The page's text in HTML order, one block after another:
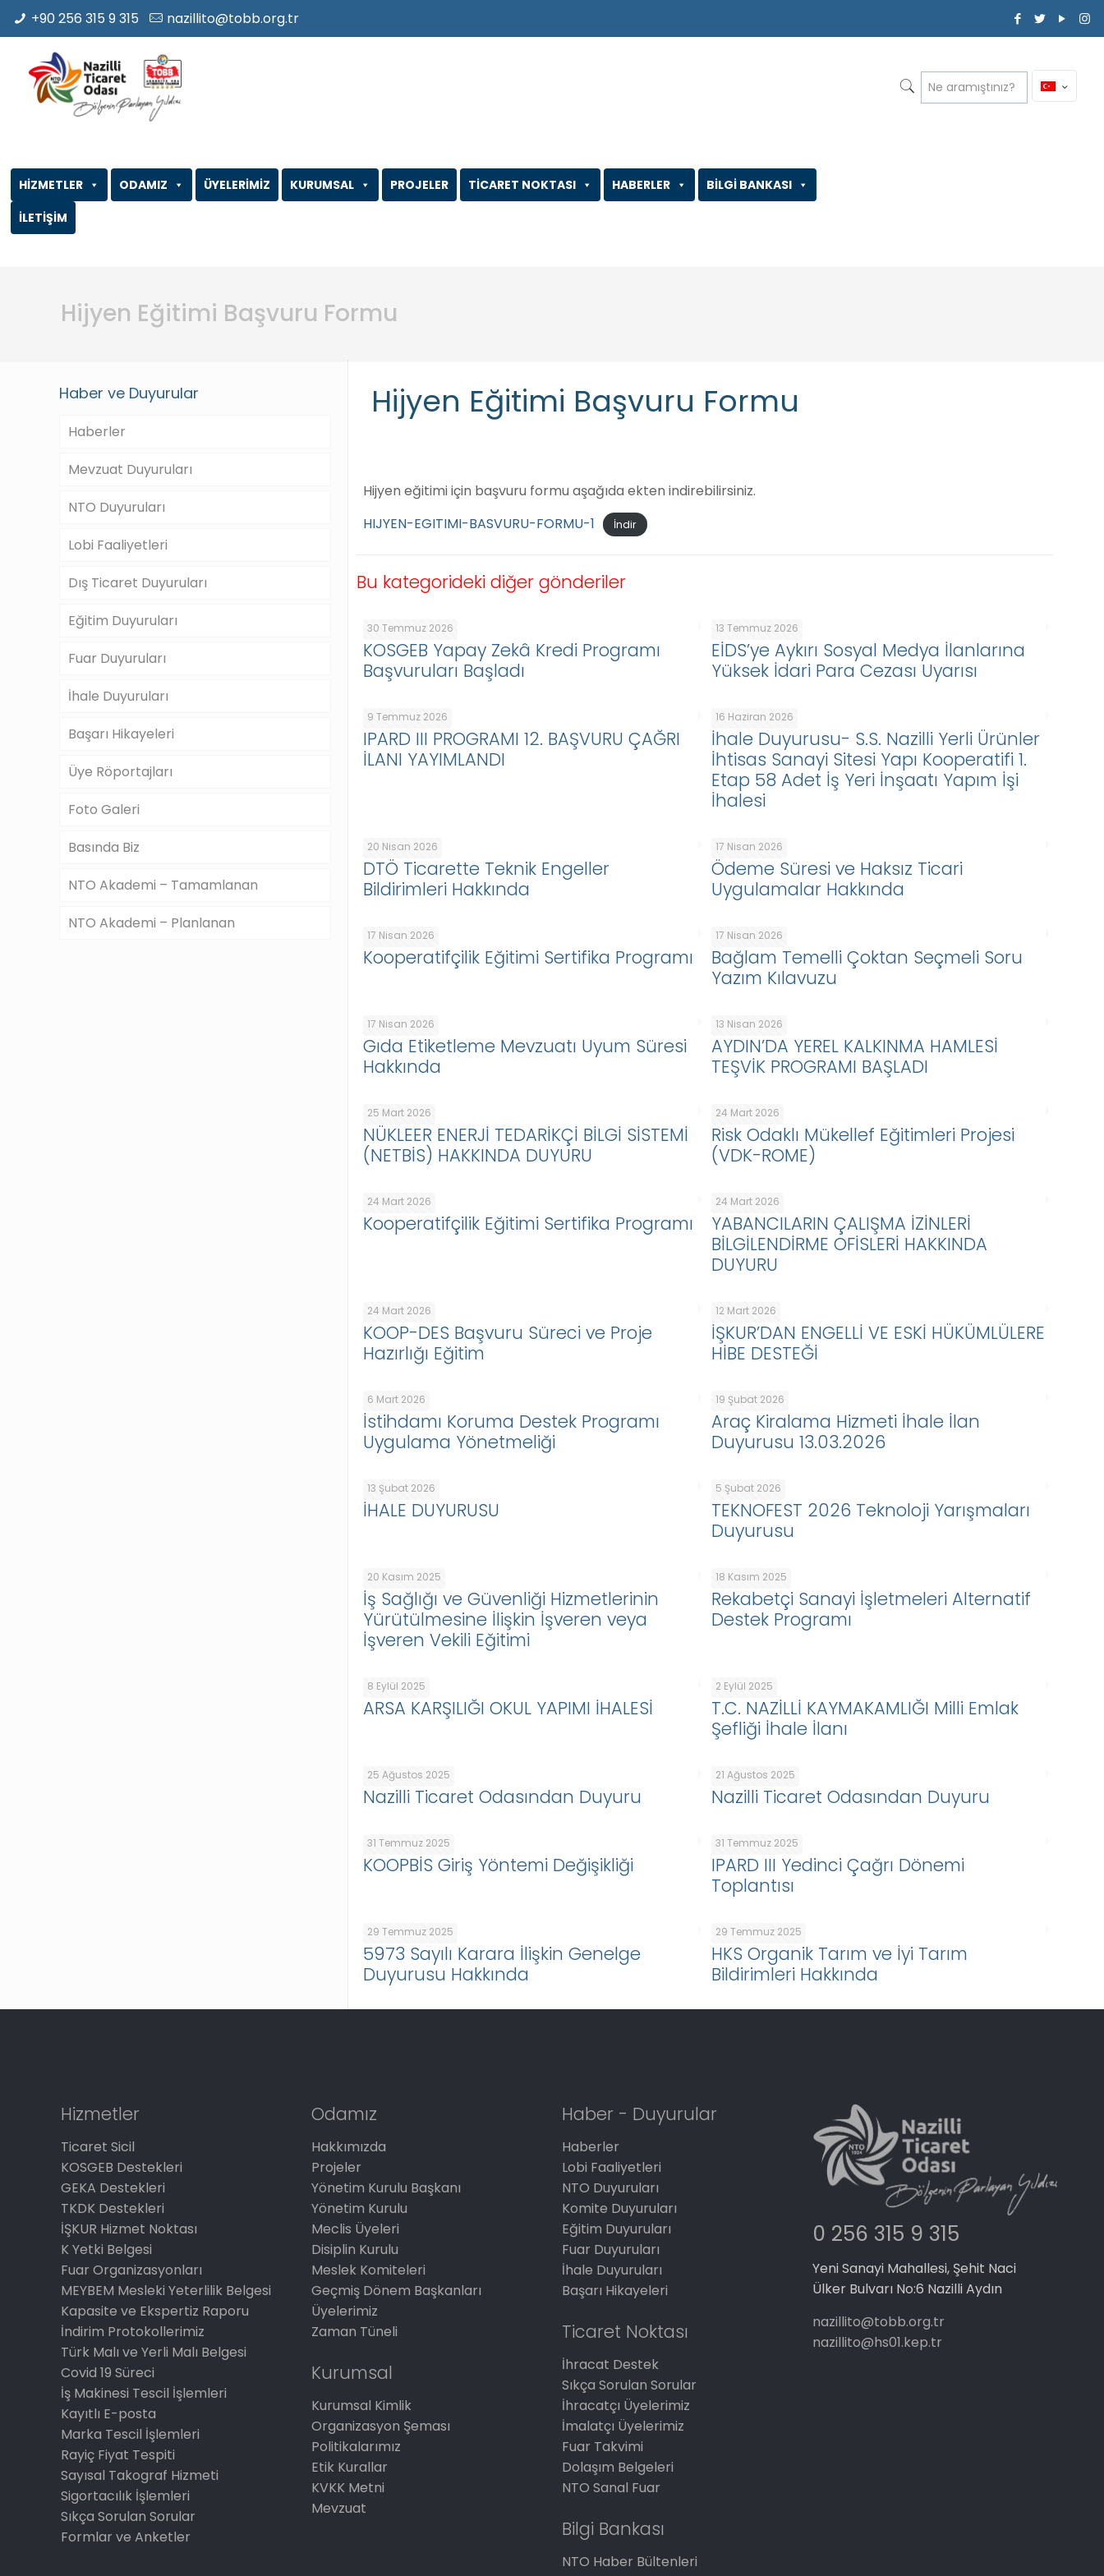
+90 256 315 9 315 nazillito@tobb.org.tr
ODAMIZ
HİZMETLER ÜYELERİMİZ KURUMSAL PROJELER TİCARET NOKTASI HABERLER
BİLGİ BANKASI
İLETİŞİM
Hijyen Eğitimi Başvuru Formu
Hijyen Eğitimi Başvuru Formu
Hijyen eğitimi için başvuru formu aşağıda ekten indirebilirsiniz.
HIJYEN-EGITIMI-BASVURU-FORMU-1
İndir
Bu kategorideki diğer gönderiler
30 Temmuz 2026
KOSGEB Yapay Zekâ Kredi Programı
Başvuruları Başladı
13 Temmuz 2026
EİDS’ye Aykırı Sosyal Medya İlanlarına
Yüksek İdari Para Cezası Uyarısı
9 Temmuz 2026
IPARD III PROGRAMI 12. BAŞVURU ÇAĞRI
İLANI YAYIMLANDI
16 Haziran 2026
İhale Duyurusu- S.S. Nazilli Yerli Ürünler
İhtisas Sanayi Sitesi Yapı Kooperatifi 1.
Etap 58 Adet İş Yeri İnşaatı Yapım İşi
İhalesi
20 Nisan 2026
DTÖ Ticarette Teknik Engeller
Bildirimleri Hakkında
17 Nisan 2026
Ödeme Süresi ve Haksız Ticari
Uygulamalar Hakkında
17 Nisan 2026
Kooperatifçilik Eğitimi Sertifika Programı
17 Nisan 2026
Bağlam Temelli Çoktan Seçmeli Soru
Yazım Kılavuzu
17 Nisan 2026
Gıda Etiketleme Mevzuatı Uyum Süresi
Hakkında
13 Nisan 2026
AYDIN’DA YEREL KALKINMA HAMLESİ
TEŞVİK PROGRAMI BAŞLADI
25 Mart 2026
NÜKLEER ENERJİ TEDARİKÇİ BİLGİ SİSTEMİ
(NETBİS) HAKKINDA DUYURU
24 Mart 2026
Risk Odaklı Mükellef Eğitimleri Projesi
(VDK-ROME)
24 Mart 2026
Kooperatifçilik Eğitimi Sertifika Programı
24 Mart 2026
YABANCILARIN ÇALIŞMA İZİNLERİ
BİLGİLENDİRME OFİSLERİ HAKKINDA
DUYURU
24 Mart 2026
KOOP-DES Başvuru Süreci ve Proje
Hazırlığı Eğitim
12 Mart 2026
İŞKUR’DAN ENGELLİ VE ESKİ HÜKÜMLÜLERE
HİBE DESTEĞİ
6 Mart 2026
İstihdamı Koruma Destek Programı
Uygulama Yönetmeliği
19 Şubat 2026
Araç Kiralama Hizmeti İhale İlan
Duyurusu 13.03.2026
13 Şubat 2026
İHALE DUYURUSU
5 Şubat 2026
TEKNOFEST 2026 Teknoloji Yarışmaları
Duyurusu
20 Kasım 2025
İş Sağlığı ve Güvenliği Hizmetlerinin
Yürütülmesine İlişkin İşveren veya
İşveren Vekili Eğitimi
18 Kasım 2025
Rekabetçi Sanayi İşletmeleri Alternatif
Destek Programı
8 Eylül 2025
ARSA KARŞILIĞI OKUL YAPIMI İHALESİ
2 Eylül 2025
T.C. NAZİLLİ KAYMAKAMLIĞI Milli Emlak
Şefliği İhale İlanı
25 Ağustos 2025
Nazilli Ticaret Odasından Duyuru
21 Ağustos 2025
Nazilli Ticaret Odasından Duyuru
31 Temmuz 2025
KOOPBİS Giriş Yöntemi Değişikliği
31 Temmuz 2025
IPARD III Yedinci Çağrı Dönemi
Toplantısı
29 Temmuz 2025
5973 Sayılı Karara İlişkin Genelge
Duyurusu Hakkında
29 Temmuz 2025
HKS Organik Tarım ve İyi Tarım
Bildirimleri Hakkında
Haber ve Duyurular
Haberler
Mevzuat Duyuruları
NTO Duyuruları
Lobi Faaliyetleri
Dış Ticaret Duyuruları
Eğitim Duyuruları
Fuar Duyuruları
İhale Duyuruları
Başarı Hikayeleri
Üye Röportajları
Foto Galeri
Basında Biz
NTO Akademi – Tamamlanan
NTO Akademi – Planlanan
Hizmetler
Ticaret Sicil
KOSGEB Destekleri
GEKA Destekleri
TKDK Destekleri
İŞKUR Hizmet Noktası
K Yetki Belgesi
Fuar Organizasyonları
MEYBEM Mesleki Yeterlilik Belgesi
Kapasite ve Ekspertiz Raporu
İndirim Protokollerimiz
Türk Malı ve Yerli Malı Belgesi
Covid 19 Süreci
İş Makinesi Tescil İşlemleri
Kayıtlı E-posta
Marka Tescil İşlemleri
Rayiç Fiyat Tespiti
Sayısal Takograf Hizmeti
Sigortacılık İşlemleri
Sıkça Sorulan Sorular
Formlar ve Anketler
Odamız
Hakkımızda
Projeler
Yönetim Kurulu Başkanı
Yönetim Kurulu
Meclis Üyeleri
Disiplin Kurulu
Meslek Komiteleri
Geçmiş Dönem Başkanları
Üyelerimiz
Zaman Tüneli
Kurumsal
Kurumsal Kimlik
Organizasyon Şeması
Politikalarımız
Etik Kurallar
KVKK Metni
Mevzuat
Haber - Duyurular
Haberler
Lobi Faaliyetleri
NTO Duyuruları
Komite Duyuruları
Eğitim Duyuruları
Fuar Duyuruları
İhale Duyuruları
Başarı Hikayeleri
Ticaret Noktası
İhracat Destek
Sıkça Sorulan Sorular
İhracatçı Üyelerimiz
İmalatçı Üyelerimiz
Fuar Takvimi
Dolaşım Belgeleri
NTO Sanal Fuar
Bilgi Bankası
NTO Haber Bültenleri
0 256 315 9 315
Yeni Sanayi Mahallesi, Şehit Naci
Ülker Bulvarı No:6 Nazilli Aydın
nazillito@tobb.org.tr
nazillito@hs01.kep.tr